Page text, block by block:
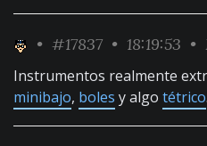
• #17837 • 18:19:53 •
Instrumentos realmente
minibajo, boles y algo tétrico